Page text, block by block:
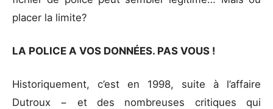
placer la limite?
LA POLICE A VOS DONNÉES. PAS VOUS !
Historiquement, c’est en 1998, suite à l’affaire
Dutroux − et des nombreuses critiques qui